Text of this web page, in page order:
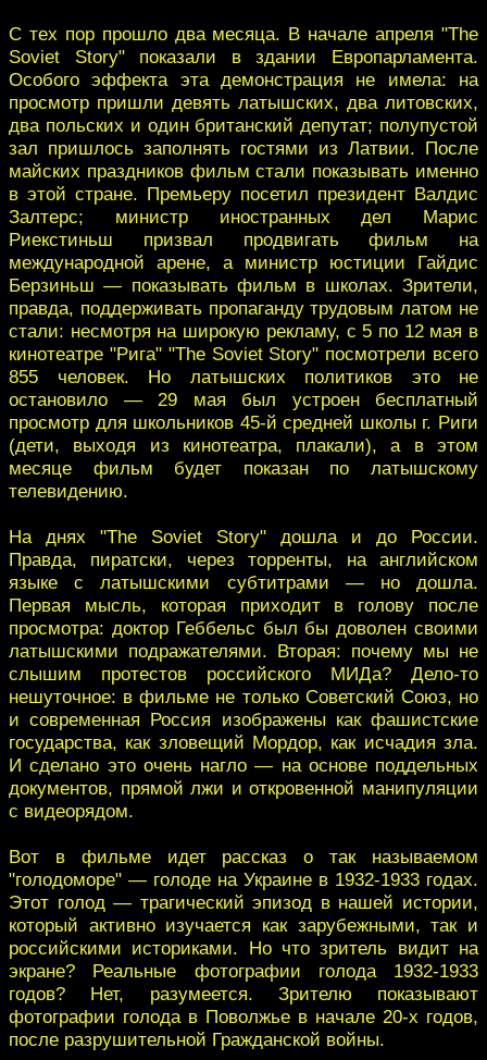
С тех пор прошло два месяца. В начале апреля "The
Soviet Story" показали в здании Европарламента.
Особого эффекта эта демонстрация не имела: на
просмотр пришли девять латышских, два литовских,
два польских и один британский депутат; полупустой
зал пришлось заполнять гостями из Латвии. После
майских праздников фильм стали показывать именно
в этой стране. Премьеру посетил президент Валдис
Залтерс; министр иностранных дел Марис
Риекстиньш призвал продвигать фильм на
международной арене, а министр юстиции Гайдис
Берзиньш — показывать фильм в школах. Зрители,
правда, поддерживать пропаганду трудовым латом не
стали: несмотря на широкую рекламу, с 5 по 12 мая в
кинотеатре "Рига" "The Soviet Story" посмотрели всего
855 человек. Но латышских политиков это не
остановило — 29 мая был устроен бесплатный
просмотр для школьников 45-й средней школы г. Риги
(дети, выходя из кинотеатра, плакали), а в этом
месяце фильм будет показан по латышскому
телевидению.
На днях "The Soviet Story" дошла и до России.
Правда, пиратски, через торренты, на английском
языке с латышскими субтитрами — но дошла.
Первая мысль, которая приходит в голову после
просмотра: доктор Геббельс был бы доволен своими
латышскими подражателями. Вторая: почему мы не
слышим протестов российского МИДа? Дело-то
нешуточное: в фильме не только Советский Союз, но
и современная Россия изображены как фашистские
государства, как зловещий Мордор, как исчадия зла.
И сделано это очень нагло — на основе поддельных
документов, прямой лжи и откровенной манипуляции
с видеорядом.
Вот в фильме идет рассказ о так называемом
"голодоморе" — голоде на Украине в 1932-1933 годах.
Этот голод — трагический эпизод в нашей истории,
который активно изучается как зарубежными, так и
российскими историками. Но что зритель видит на
экране? Реальные фотографии голода 1932-1933
годов? Нет, разумеется. Зрителю показывают
фотографии голода в Поволжье в начале 20-х годов,
после разрушительной Гражданской войны.